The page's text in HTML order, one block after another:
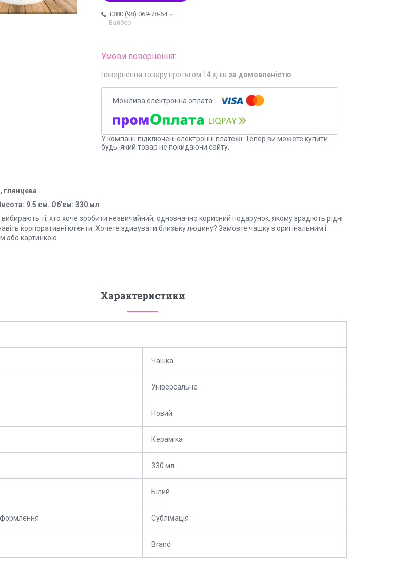
+380 (98) 069-78-64
Вайбер
повернення товару протягом 14 днів за домовленістю
У компанії підключені електронні платежі. Тепер ви можете купити
будь-який товар не покидаючи сайту.
глянцева
9.5 см. Об'єм: 330 мл
ті, хто хоче зробити незвичайний, однозначно корисний подарунок, якому зрадіють рідні
корпоративні клієнти. Хочете здивувати близьку людину? Замовте чашку з оригінальним і
або картинкою
Характеристики
Чашка
Універсальне
Новий
Кераміка
330 мл
Білий
Сублімація
Brand